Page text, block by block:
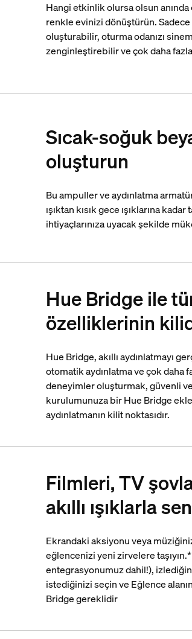
Hangi etkinlik olursa olsun anında
renkle evinizi dönüştürün.
oluşturabilir, oturma odanızı
zenginleştirebilir ve çok daha
Sıcak-soğuk
oluşturun
Bu ampuller ve aydınlatma
ışıktan kısık gece ışıklarına
ihtiyaçlarınıza uyacak şekilde
Hue Bridge ile
özelliklerinin
Hue Bridge, akıllı aydınlatmayı
otomatik aydınlatma ve çok daha
deneyimler oluşturmak, güvenli
kurulumunuza bir Hue Bridge
aydınlatmanın kilit noktasıdır.
Filmleri, TV
akıllı ışıklarla
Ekrandaki aksiyonu veya
eğlencenizi yeni zirvelere
entegrasyonumuz dahil!),
istediğinizi seçin ve Eğlence
Bridge gereklidir